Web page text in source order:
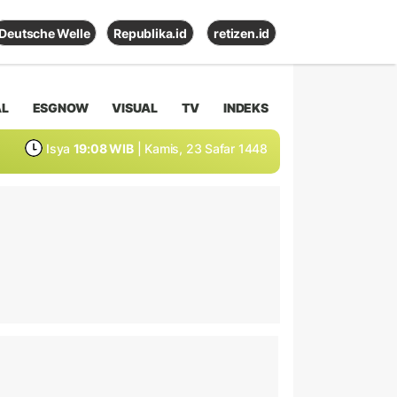
Deutsche Welle Republika.id retizen.id
ESGNOW VISUAL TV INDEKS
Isya 19:08 WIB | Kamis, 23 Safar 1448